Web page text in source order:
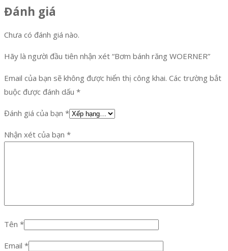
Đánh giá
Chưa có đánh giá nào.
Hãy là người đầu tiên nhận xét “Bơm bánh răng WOERNER”
Email của bạn sẽ không được hiển thị công khai. Các trường bắt
buộc được đánh dấu *
Đánh giá của bạn *
Nhận xét của bạn *
Tên *
Email *